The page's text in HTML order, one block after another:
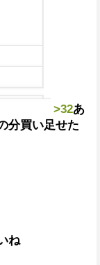
>32あ
分買い足せた
ね